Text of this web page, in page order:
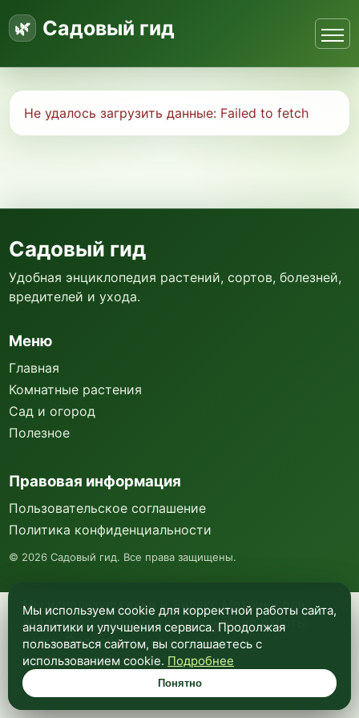
Садовый гид
Не удалось загрузить данные: Failed to fetch
Мы используем куки и Яндекс Метрику для
анализа посещаемости и улучшения работы
сайта. Подробнее —в политике
конфиденциальности.
Понятно
Садовый гид
Удобная энциклопедия растений, сортов, болезней,
вредителей и ухода.
Меню
Главная
Комнатные растения
Сад и огород
Полезное
Правовая информация
Пользовательское соглашение
Политика конфиденциальности
© 2026 Садовый гид. Все права защищены.
Мы используем cookie для корректной работы сайта,
аналитики и улучшения сервиса. Продолжая
пользоваться сайтом, вы соглашаетесь с
использованием cookie. Подробнее
Понятно